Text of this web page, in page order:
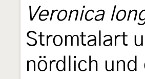
Veronica
Stromtalart
nördlich